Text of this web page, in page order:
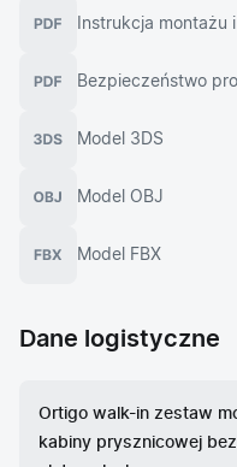
Instrukcja montażu
Bezpieczeństwo
Model 3DS
Model OBJ
Model FBX
Dane logistyczne
Ortigo walk-in zestaw
kabiny prysznicowej bez